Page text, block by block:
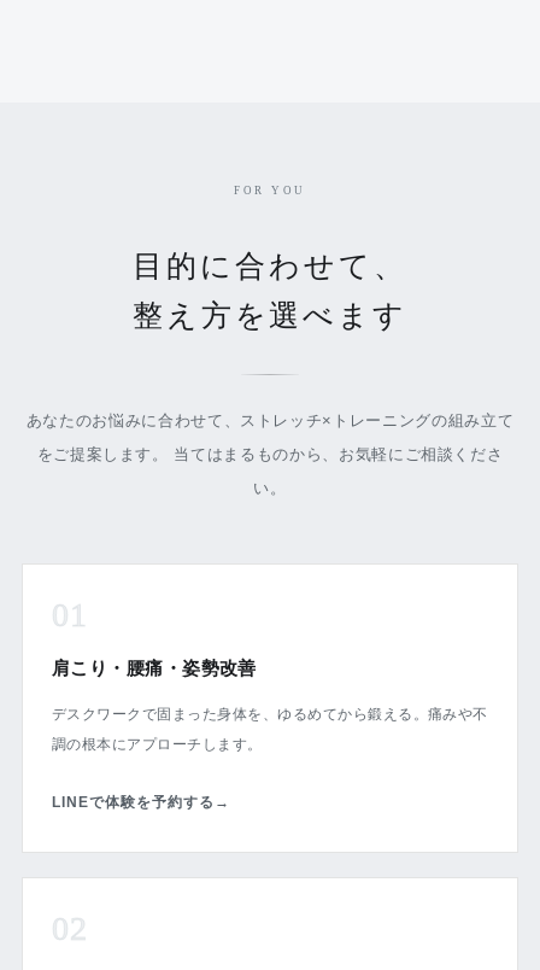
FOR YOU
目的に合わせて、
整え方を選べます
あなたのお悩みに合わせて、ストレッチ×トレーニングの組み立て
をご提案します。 当てはまるものから、お気軽にご相談くださ
い。
01
肩こり・腰痛・姿勢改善
デスクワークで固まった身体を、ゆるめてから鍛える。痛みや不
調の根本にアプローチします。
LINEで体験を予約する →
02